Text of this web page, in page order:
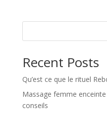
Recent Posts
Qu’est ce que le rituel
Massage femme
conseils